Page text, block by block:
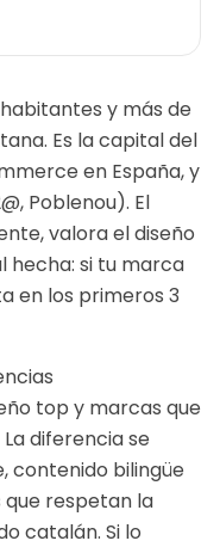
y más de
Es la capital del
en España, y
Poblenou). El
valora el diseño
hecha: si tu marca
en los primeros 3
top y marcas que
diferencia se
contenido bilingüe
que respetan la
catalán. Si lo